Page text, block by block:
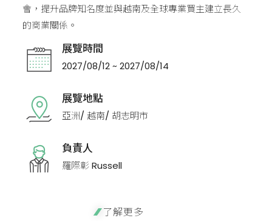
會，提升品牌知名度並與越南及全球專業買主建立長久
的商業關係。
展覽時間
2027/08/12 ~ 2027/08/14
展覽地點
亞洲/ 越南/ 胡志明市
負責人
羅際彰 Russell
了解更多